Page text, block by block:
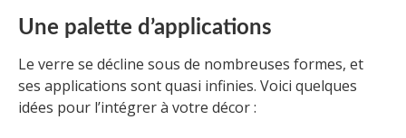
Une palette d’applications
Le verre se décline sous de nombreuses formes, et
ses applications sont quasi infinies. Voici quelques
idées pour l’intégrer à votre décor :